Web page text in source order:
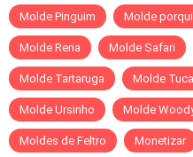
Molde Pinguim Molde
Molde Rena Molde Safari
Molde Tartaruga Molde
Molde Ursinho Molde
Moldes de Feltro Monetizar